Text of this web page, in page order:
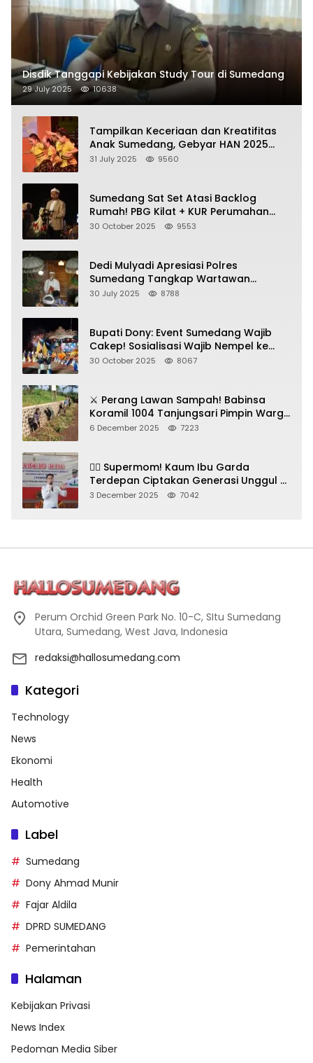
Disdik Tanggapi Kebijakan Study Tour di Sumedang
29 July 2025 10638
Tampilkan Keceriaan dan Kreatifitas
Anak Sumedang, Gebyar HAN 2025
Dihadiri Bupati dan Wabup
31 July 2025 9560
Sumedang Sat Set Atasi Backlog
Rumah! PBG Kilat + KUR Perumahan
Jadi Kunci!
30 October 2025 9553
Dedi Mulyadi Apresiasi Polres
Sumedang Tangkap Wartawan
Gadungan Pemeras Kades
30 July 2025 8788
Bupati Dony: Event Sumedang Wajib
Cakep! Sosialisasi Wajib Nempel ke
Seni Budaya!
30 October 2025 8067
⚔️ Perang Lawan Sampah! Babinsa
Koramil 1004 Tanjungsari Pimpin Warga
Bersihkan Gorong-Gorong & Plastik
6 December 2025 7223
🦸‍♀️ Supermom! Kaum Ibu Garda
Terdepan Ciptakan Generasi Unggul di
Sumedang
3 December 2025 7042
Perum Orchid Green Park No. 10-C, SItu Sumedang
Utara, Sumedang, West Java, Indonesia
redaksi@hallosumedang.com
Kategori
Technology
News
Ekonomi
Health
Automotive
Label
Sumedang
Dony Ahmad Munir
Fajar Aldila
DPRD SUMEDANG
Pemerintahan
Halaman
Kebijakan Privasi
News Index
Pedoman Media Siber